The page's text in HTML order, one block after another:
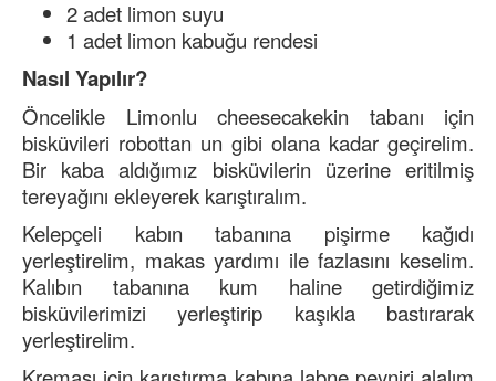
2 adet limon suyu
1 adet limon kabuğu rendesi
Nasıl Yapılır?
Öncelikle Limonlu cheesecakekin tabanı için
bisküvileri robottan un gibi olana kadar geçirelim.
Bir kaba aldığımız bisküvilerin üzerine eritilmiş
tereyağını ekleyerek karıştıralım.
Kelepçeli kabın tabanına pişirme kağıdı
yerleştirelim, makas yardımı ile fazlasını keselim.
Kalıbın tabanına kum haline getirdiğimiz
bisküvilerimizi yerleştirip kaşıkla bastırarak
yerleştirelim.